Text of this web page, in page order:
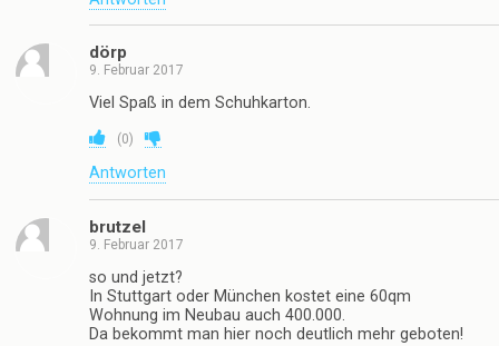
dörp
9. Februar 2017
Viel Spaß in dem Schuhkarton.
(0)
Antworten
brutzel
9. Februar 2017
so und jetzt?
In Stuttgart oder München kostet eine 60qm
Wohnung im Neubau auch 400.000.
Da bekommt man hier noch deutlich mehr geboten!